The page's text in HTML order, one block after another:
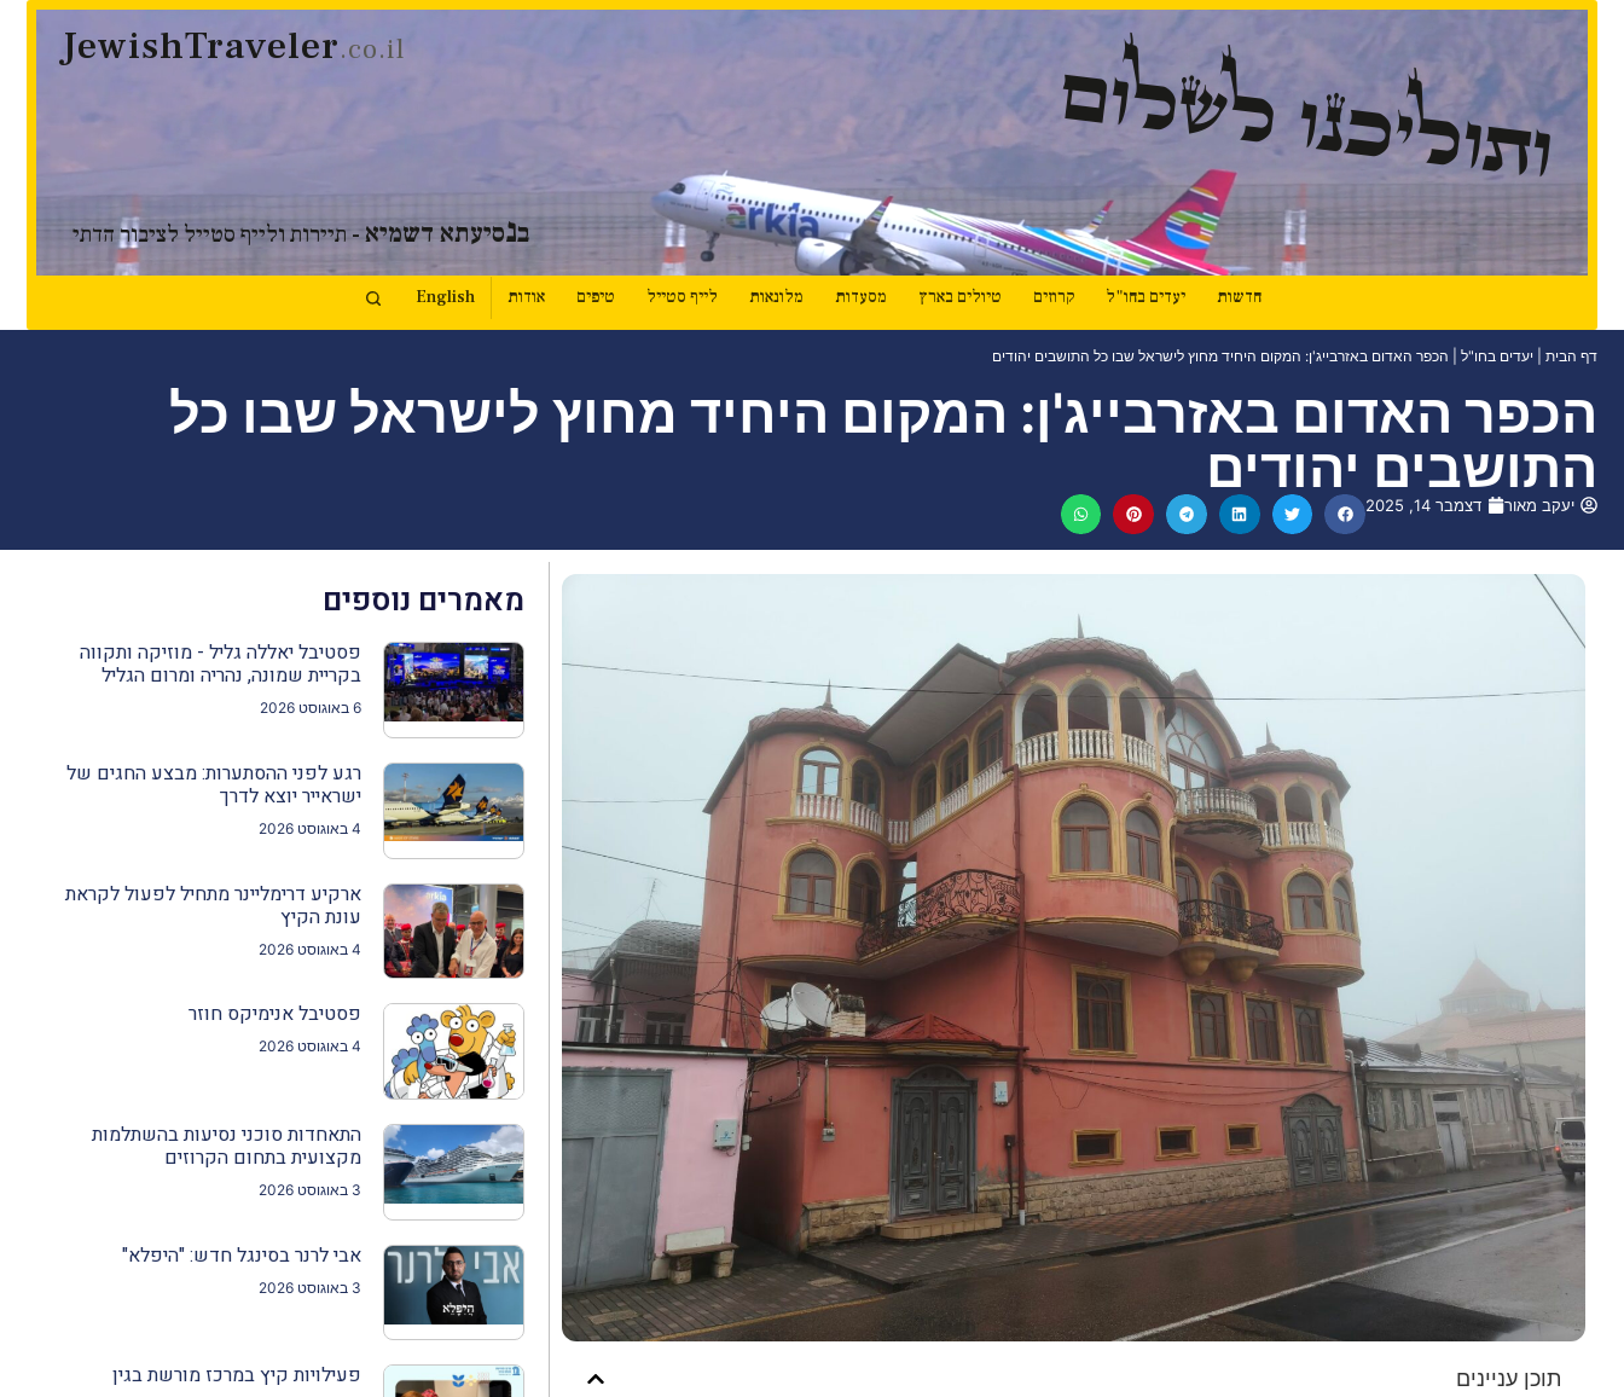
JewishTraveler.co.il ותוליכנו לשלום
בנסיעתא דשמיא - תיירות ולייף סטייל לציבור הדתי
חדשות יעדים בחו"ל קרוזים טיולים בארץ מסעדות מלונאות לייף סטייל טיפים אודות English
דף הבית יעדים בחו"ל הכפר האדום באזרבייג'ן: המקום היחיד מחוץ לישראל שבו כל התושבים יהודים
הכפר האדום באזרבייג'ן: המקום היחיד מחוץ לישראל שבו כל
התושבים יהודים
יעקב מאור דצמבר 14, 2025
תוכן עניינים
מאמרים נוספים
פסטיבל יאללה גליל - מוזיקה ותקווה
בקריית שמונה, נהריה ומרום הגליל
6 באוגוסט 2026
רגע לפני ההסתערות: מבצע החגים של
ישראייר יוצא לדרך
4 באוגוסט 2026
ארקיע דרימליינר מתחיל לפעול לקראת
עונת הקיץ
4 באוגוסט 2026
פסטיבל אנימיקס חוזר
4 באוגוסט 2026
התאחדות סוכני נסיעות בהשתלמות
מקצועית בתחום הקרוזים
3 באוגוסט 2026
אבי לרנר בסינגל חדש: "היפלא"
3 באוגוסט 2026
פעילויות קיץ במרכז מורשת בגין